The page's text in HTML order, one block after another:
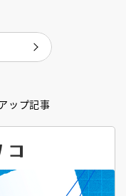
ップ記事